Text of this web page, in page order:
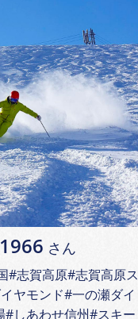
さん
#志賀高原#志賀高原ス
ヤモンド#一の瀬ダイ
#しあわせ信州#スキー